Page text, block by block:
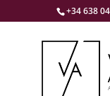
+34 638